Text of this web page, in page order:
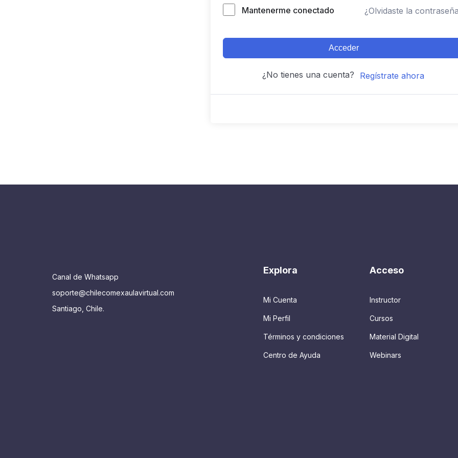
Mantenerme conectado ¿Olvidaste la
Acceder
¿No tienes una cuenta? Regístrate ahora
Canal de Whatsapp
soporte@chilecomexaulavirtual.com
Santiago, Chile.
Explora
Mi Cuenta
Mi Perfil
Términos y condiciones
Centro de Ayuda
Acceso
Instructor
Cursos
Material Digital
Webinars